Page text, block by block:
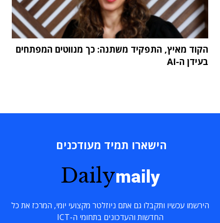
הקוד מאיץ, התפקיד משתנה: כך מנווטים המפתחים
בעידן ה-AI
הישארו תמיד מעודכנים
Dailymaily
הירשמו עכשיו ותקבלו גם אתם ניוזלטר מקצועי יומי, המרכז את כל
החדשות והעדכונים בתחומי ה-ICT